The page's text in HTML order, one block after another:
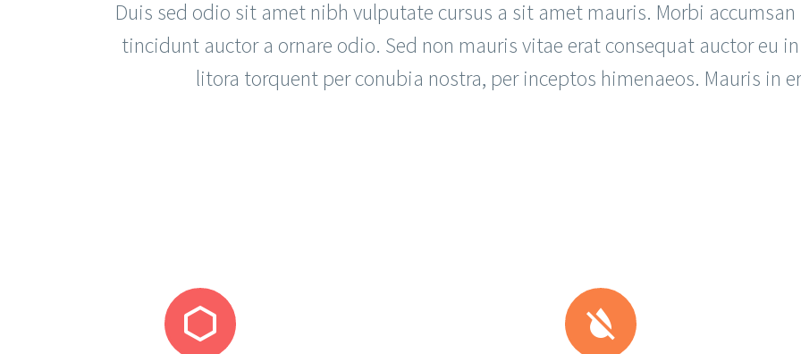
Duis sed odio sit amet nibh vulputate cursus a sit amet mauris. Morbi
tincidunt auctor a ornare odio. Sed non mauris vitae erat consequat auctor eu
litora torquent per conubia nostra, per inceptos himenaeos. Mauris in

 
